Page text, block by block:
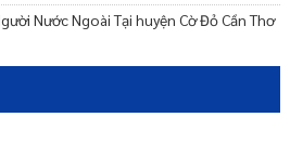
Nước Ngoài Tại huyện Cờ Đỏ Cần Thơ
Nước Ngoài Tại quận Thốt Nốt Cần